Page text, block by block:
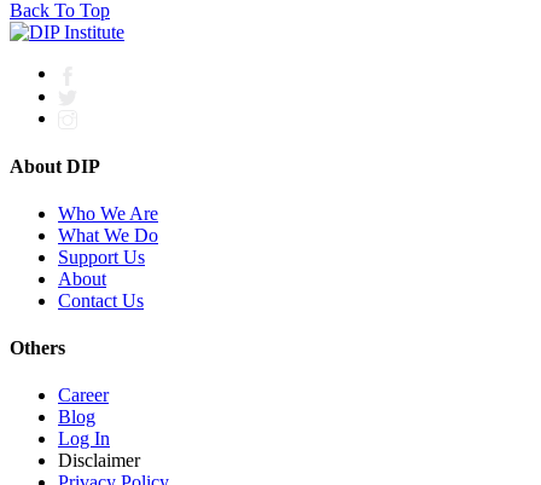
Back To Top
About DIP
Who We Are
What We Do
Support Us
About
Contact Us
Others
Career
Blog
Log In
Disclaimer